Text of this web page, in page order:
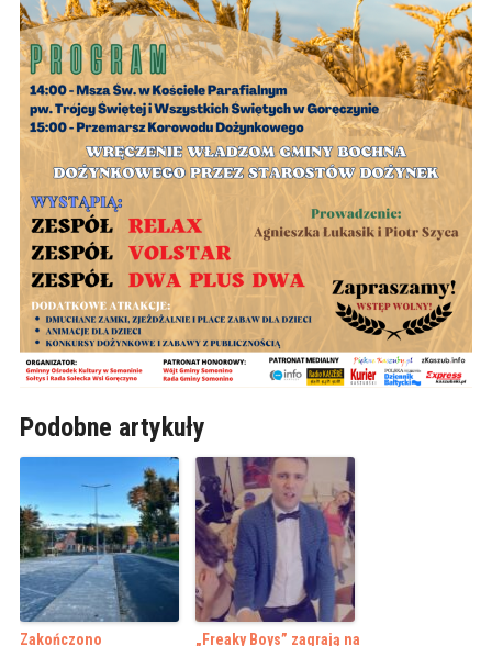
Podobne artykuły
Zakończono
„Freaky Boys” zagrają na